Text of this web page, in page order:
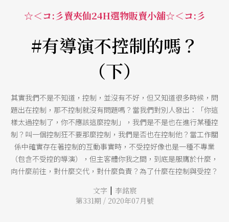
☆＜コ:彡賣夾仙24H選物販賣小舖☆＜コ:彡
#有導演不控制的嗎？
（下）
其實我們不是不知道，控制，並沒有不好，但又知道很多時候，問
題出在控制，那不控制就沒有問題嗎？當我們對別人發出：「你這
樣太過控制了，你不應該這麼控制」，我們是不是也在進行某種控
制？叫一個控制狂不要那麼控制，我們是否也在控制他？當工作關
係中確實存在著控制的互動事實時，不受控好像也是一種不專業
（包含不受控的導演），但主客體你我之間，到底是服膺於什麼，
向什麼前往，對什麼交代，對什麼負責？為了什麼在控制與受控？
文字 | 李銘宸
第331期 / 2020年07月號